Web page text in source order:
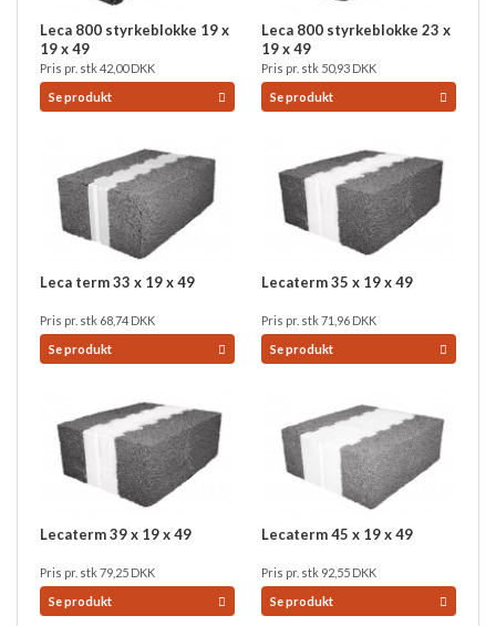
Leca 800 styrkeblokke 19 x
19 x 49
Pris pr. stk42,00DKK
Se produkt
Leca 800 styrkeblokke 23 x
19 x 49
Pris pr. stk 50,93 DKK
Se produkt
Leca term 33 x 19 x 49
Pris pr. stk 68,74 DKK
Se produkt
Lecaterm 35 x 19 x 49
Pris pr. stk71,96 DKK
Se produkt
Lecaterm 39 x 19 x 49
Pris pr. stk79,25 DKK
Se produkt
Lecaterm 45 x 19 x 49
Pris pr. stk 92,55 DKK
Se produkt